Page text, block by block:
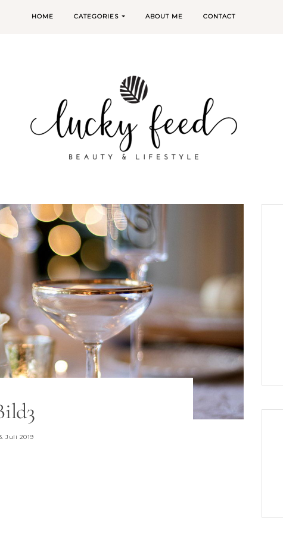
HOME CATEGORIES ABOUT ME CONTACT
Juli 2019